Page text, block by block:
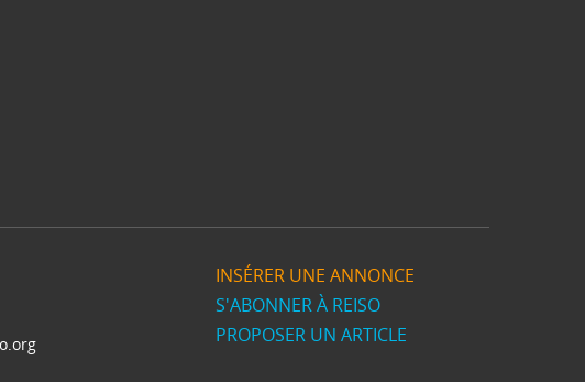
INSÉRER UNE ANNONCE
S'ABONNER À REISO
PROPOSER UN ARTICLE